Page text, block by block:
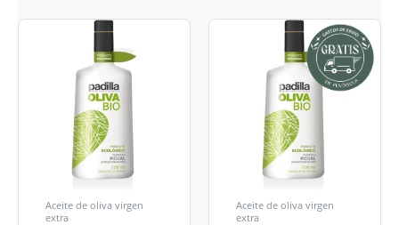
Aceite de oliva virgen
extra
Aceite de oliva virgen
extra